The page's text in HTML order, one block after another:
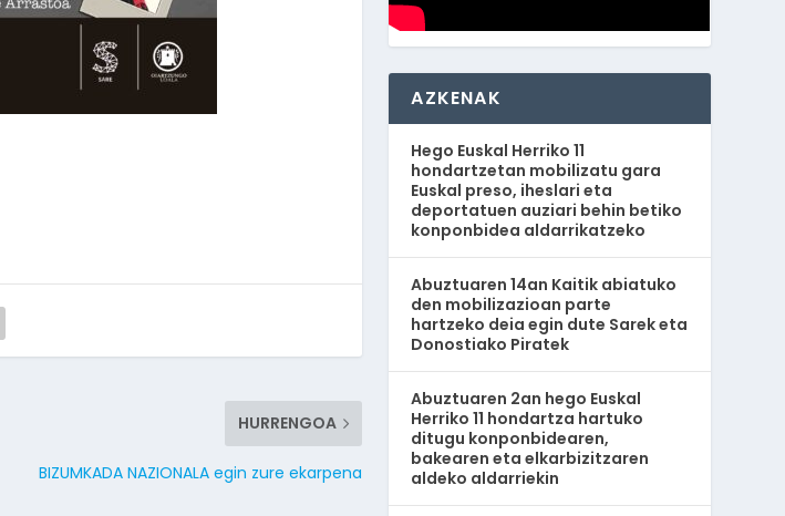
HURRENGOA
BIZUMKADA NAZIONALA egin zure ekarpena
AZKENAK
Hego Euskal Herriko 11
hondartzetan mobilizatu gara
Euskal preso, iheslari eta
deportatuen auziari behin betiko
konponbidea aldarrikatzeko
Abuztuaren 14an Kaitik abiatuko
den mobilizazioan parte
hartzeko deia egin dute Sarek eta
Donostiako Piratek
Abuztuaren 2an hego Euskal
Herriko 11 hondartza hartuko
ditugu konponbidearen,
bakearen eta elkarbizitzaren
aldeko aldarriekin